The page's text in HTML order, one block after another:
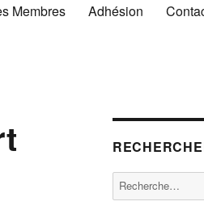
Membres Adhésion
Recherche
pour :